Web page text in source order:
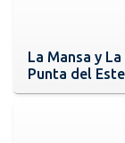
La Mansa y
Punta del Este